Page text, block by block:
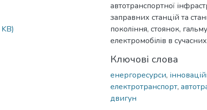
автотранспортної
заправних станцій та
покоління, стоянок,
електромобілів в
Ключові слова
енергоресурси,
електротранспорт,
двигун